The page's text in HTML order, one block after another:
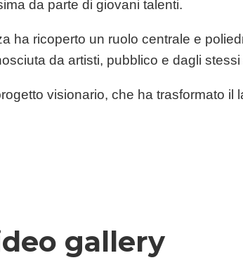
da parte di giovani talenti.
ha ricoperto un ruolo centrale e
da artisti, pubblico e dagli
visionario, che ha trasformato il
gallery